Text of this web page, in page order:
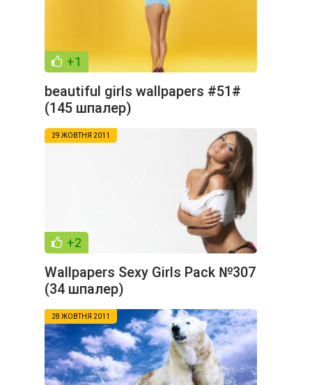
+1
beautiful girls wallpapers #51#
(145 шпалер)
29 ЖОВТНЯ 2011
+2
Wallpapers Sexy Girls Pack №307
(34 шпалер)
28 ЖОВТНЯ 2011